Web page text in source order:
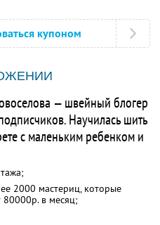
купоном
— швейный блогер
Научилась шить
с маленьким ребенком и
2000 мастериц, которые
в месяц;